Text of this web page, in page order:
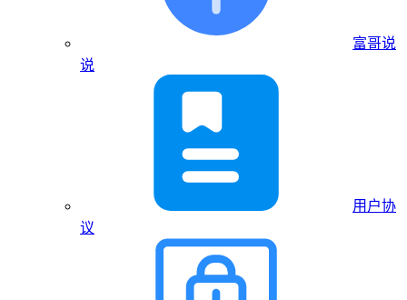
富哥说
说
用户协
议